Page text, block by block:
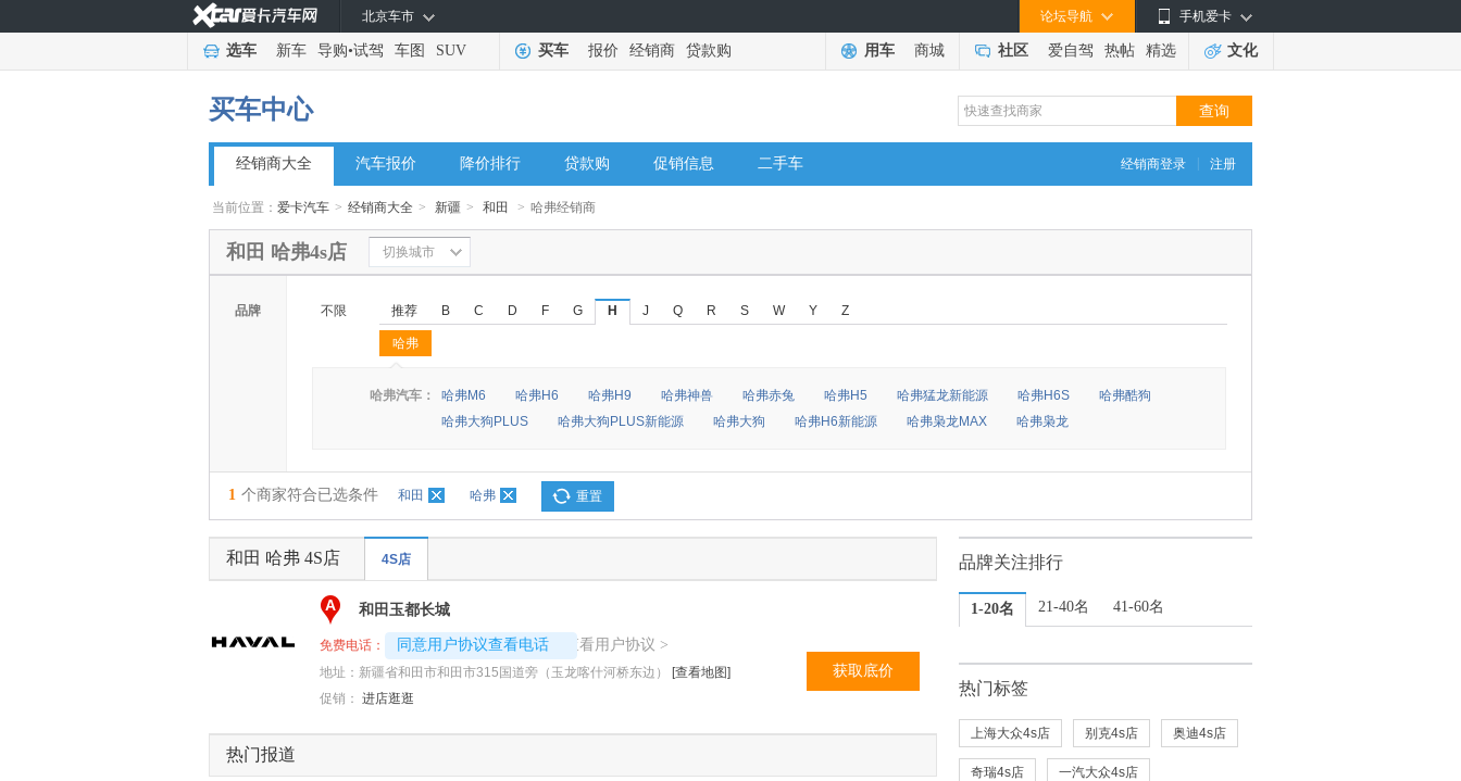
手机爱卡
论坛导航
北京车市
选车 新车 导购•试驾 车图 SUV 买车 报价 经销商 贷款购 用车 商城 社区 爱自驾 热帖 精选 文化
买车中心
经销商登录 注册
经销商大全 汽车报价 降价排行 贷款购 促销信息 二手车
当前位置： 爱卡汽车 > 经销商大全 > 新疆 > 和田 > 哈弗经销商
和田 哈弗4s店 切换城市
品牌 不限 推荐 B C D F G H J Q R S W Y Z
哈弗
◆
◆
哈弗汽车： 哈弗M6 哈弗H6 哈弗H9 哈弗神兽 哈弗赤兔 哈弗H5 哈弗猛龙新能源 哈弗H6S
哈弗酷狗
哈弗大狗PLUS
哈弗大狗PLUS新能源 哈弗大狗 哈弗H6新能源 哈弗枭龙MAX 哈弗枭龙
1 个商家符合已选条件 和田 哈弗 重置
和田 哈弗 4S店 4S店
A 和田玉都长城
免费电话： 同意用户协议查看电话
4008192696-1518 查看用户协议 >
地址： 新疆省和田市和田市315国道旁（玉龙喀什河桥东边）
[查看地图]
促销： 进店逛逛
获取底价
热门报道
品牌关注排行
1-20名 21-40名 41-60名
热门标签
上海大众4s店 别克4s店 奥迪4s店
奇瑞4s店 一汽大众4s店